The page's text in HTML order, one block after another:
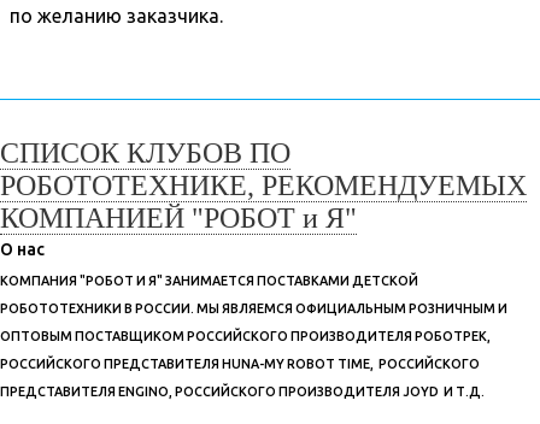
по желанию заказчика.
СПИСОК КЛУБОВ ПО
РОБОТОТЕХНИКЕ, РЕКОМЕНДУЕМЫХ
КОМПАНИЕЙ "РОБОТ и Я"
О нас
КОМПАНИЯ "РОБОТ И Я" ЗАНИМАЕТСЯ ПОСТАВКАМИ ДЕТСКОЙ
РОБОТОТЕХНИКИ В РОССИИ. МЫ ЯВЛЯЕМСЯ ОФИЦИАЛЬНЫМ РОЗНИЧНЫМ И
ОПТОВЫМ ПОСТАВЩИКОМ РОССИЙСКОГО ПРОИЗВОДИТЕЛЯ РОБОТРЕК,
РОССИЙСКОГО ПРЕДСТАВИТЕЛЯ HUNA-MY ROBOT TIME, РОССИЙСКОГО
ПРЕДСТАВИТЕЛЯ ENGINO, РОССИЙСКОГО ПРОИЗВОДИТЕЛЯ JOYD И Т.Д.